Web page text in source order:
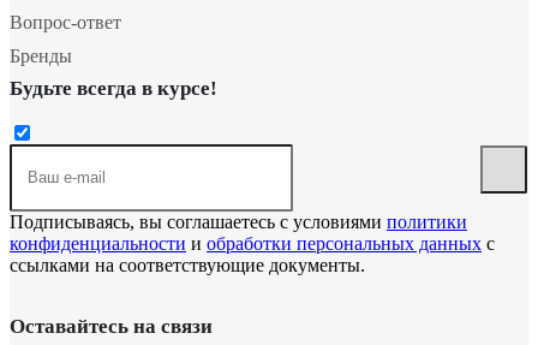
Вопрос-ответ
Бренды
Будьте всегда в курсе!
Подписываясь, вы соглашаетесь с условиями политики
конфиденциальности и обработки персональных данных с
ссылками на соответствующие документы.
Оставайтесь на связи